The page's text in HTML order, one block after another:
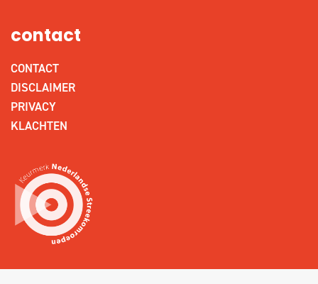
contact
CONTACT
DISCLAIMER
PRIVACY
KLACHTEN